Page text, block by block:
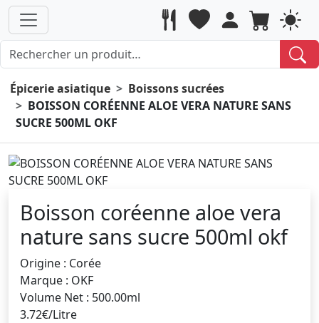
Épicerie asiatique
Boissons sucrées
BOISSON CORÉENNE ALOE VERA NATURE SANS
SUCRE 500ML OKF
Boisson coréenne aloe vera
nature sans sucre 500ml okf
Origine : Corée
Marque : OKF
Volume Net : 500.00ml
3.72€/Litre